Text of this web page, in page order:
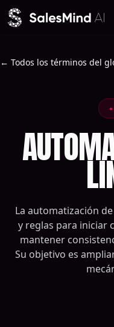
Ir al contenido
← Todos los términos del
La automatización
y reglas para iniciar
mantener
Su objetivo es